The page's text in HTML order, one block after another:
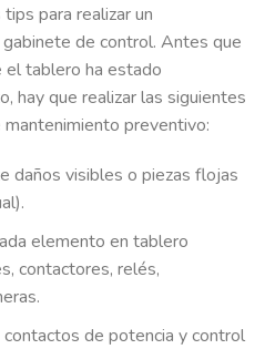
para realizar un
de control. Antes que
el tablero ha estado
hay que realizar las siguientes
preventivo:
daños visibles o piezas flojas
elemento en tablero
contactores, relés,
de potencia y control